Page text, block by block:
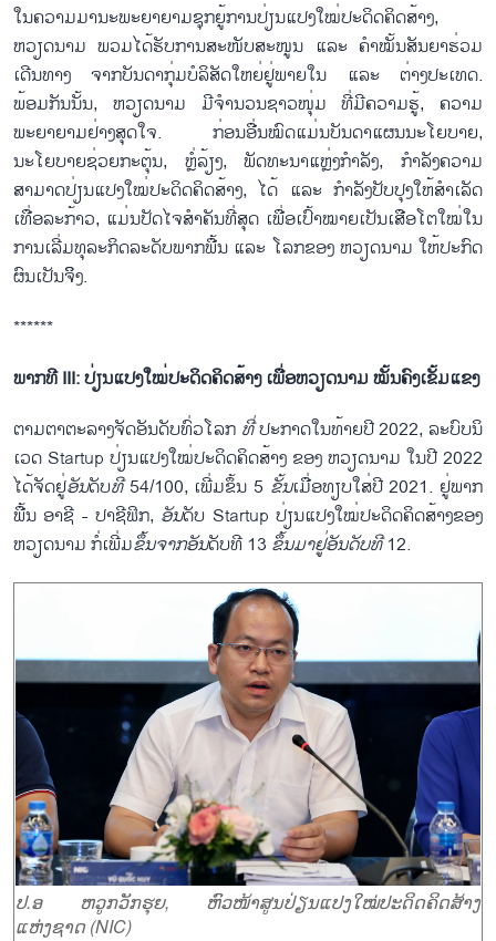
ໃນຄວາມມານະພະຍາຍາມຊຸກຍູ້ການປ່ຽນແປງໃໝ່ປະດິດຄິດສ້າງ,
ຫວຽດນາມ ພວມໄດ້ຮັບການສະໜັບສະໜູນ ແລະ ຄຳໝັ້ນສັນຍາຮ່ວມ
ເດີນທາງ ຈາກບັນດາກຸ່ມບໍລິສັດໃຫຍ່ຢູ່ພາຍໃນ ແລະ ຕ່າງປະເທດ.
ພ້ອມກັນນັ້ນ, ຫວຽດນາມ ມີຈຳນວນຊາວໜຸ່ມ ທີ່ມີຄວາມຮູ້, ຄວາມ
ພະຍາຍາມຢ່າງສຸດໃຈ. ກ່ອນອື່ນໝົດແມ່ນບັນດາແຜນນະໂຍບາຍ,
ນະໂຍບາຍຊ່ວຍກະຕຸ້ນ, ຫຼໍ່ລ້ຽງ, ພັດທະນາແຫຼ່ງກຳລັງ, ກຳລັງຄວາມ
ສາມາດປ່ຽນແປງໃໝ່ປະດິດຄິດສ້າງ, ໄດ້ ແລະ ກຳລັງປັບປຸງໃຫ້ສຳເລັດ
ເທື່ອລະກ້າວ, ແມ່ນປັດໄຈສຳຄັນທີ່ສຸດ ເພື່ອເປົ້າໝາຍເປັນເສືອໂຕໃໝ່ໃນ
ການເລີ່ມທຸລະກິດລະດັບພາກພື້ນ ແລະ ໂລກຂອງ ຫວຽດນາມ ໃຫ້ປະກົດ
ຜົນເປັນຈິິງ.
******
ພາກທີ III: ປ່ຽນແປງໃໝ່ປະດິດຄິດສ້າງ ເພື່ອຫວຽດນາມ ໝັ້ນຄົງເຂັ້ມແຂງ
ຕາມຕາຕະລາງຈັດອັນດັບທົ່ວໂລກ ທີ່ປະກາດໃນທ້າຍປີ 2022, ລະບົບນິ
ເວດ Startup ປ່ຽນແປງໃໝ່ປະດິດຄິດສ້າງ ຂອງ ຫວຽດນາມ ໃນປີ 2022
ໄດ້ຈັດຢູ່ອັນດັບທີ54/100, ເພີ່ມຂຶ້ນ 5 ຂັ້ນເມື່ອທຽບໃສ່ປີ 2021. ຢູ່ພາກ
ພື້ນ ອາຊີ - ປາຊີຟິກ, ອັນດັບ Startup ປ່ຽນແປງໃໝ່ປະດິດຄິດສ້າງຂອງ
ຫວຽດນາມ ກໍ່ເພີ່ມຂຶ້ນຈາກອັນດັບທີ 13 ຂຶ້ນມາຢູ່ອັນດັບທີ12.
ປ.ອ ຫວູກວັກຮຸຍ, ຫົວໜ້າສູນປ່ຽນແປງໃໝ່ປະດິດຄິດສ້າງ
ແຫ່ງຊາດ (NIC)